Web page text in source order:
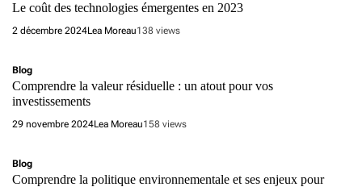
Le coût des technologies émergentes en 2023
2 décembre 2024Lea Moreau138 views
Blog
Comprendre la valeur résiduelle : un atout pour vos
investissements
29 novembre 2024Lea Moreau158 views
Blog
Comprendre la politique environnementale et ses enjeux pour